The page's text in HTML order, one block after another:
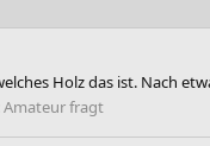
Holz das ist. Nach
Amateur fragt